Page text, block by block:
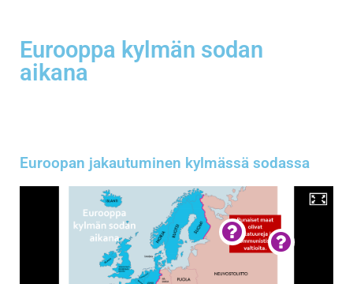
Eurooppa kylmän sodan
aikana
Euroopan jakautuminen kylmässä sodassa